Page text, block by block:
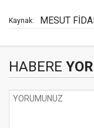
Kaynak: MESUT
HABERE